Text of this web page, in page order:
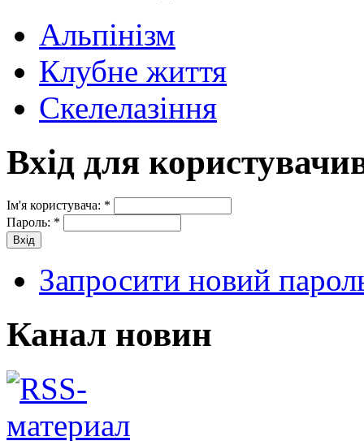
Альпінізм
Клубне життя
Скелелазіння
Вхід для
Ім'я користувача: *
Пароль: *
Запросити новий
Канал новин